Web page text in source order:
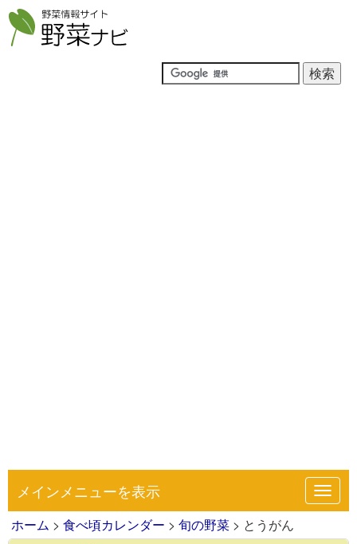
メインメニューを表示
ホーム > 食べ頃カレンダー > 旬の野菜 > とうがん